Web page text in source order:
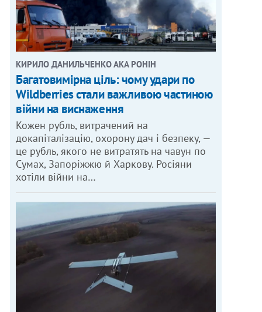
КИРИЛО ДАНИЛЬЧЕНКО АКА РОНІН
Багатовимірна ціль: чому удари по
Wildberries стали важливою частиною
війни на виснаження
Кожен рубль, витрачений на
докапіталізацію, охорону дач і безпеку, —
це рубль, якого не витратять на чавун по
Сумах, Запоріжжю й Харкову. Росіяни
хотіли війни на…